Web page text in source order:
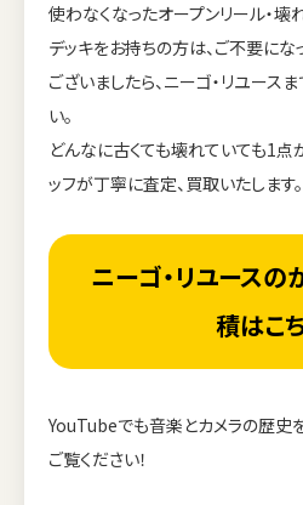
使わなくなったオープンリール・壊
デッキをお持ちの方は、ご不要に
ございましたら、ニーゴ・リユース
い。
どんなに古くても壊れていても1点
ッフが丁寧に査定、買取いたします。
ニーゴ・リユース
積はこ
YouTubeでも音楽とカメラの歴史
ご覧ください！